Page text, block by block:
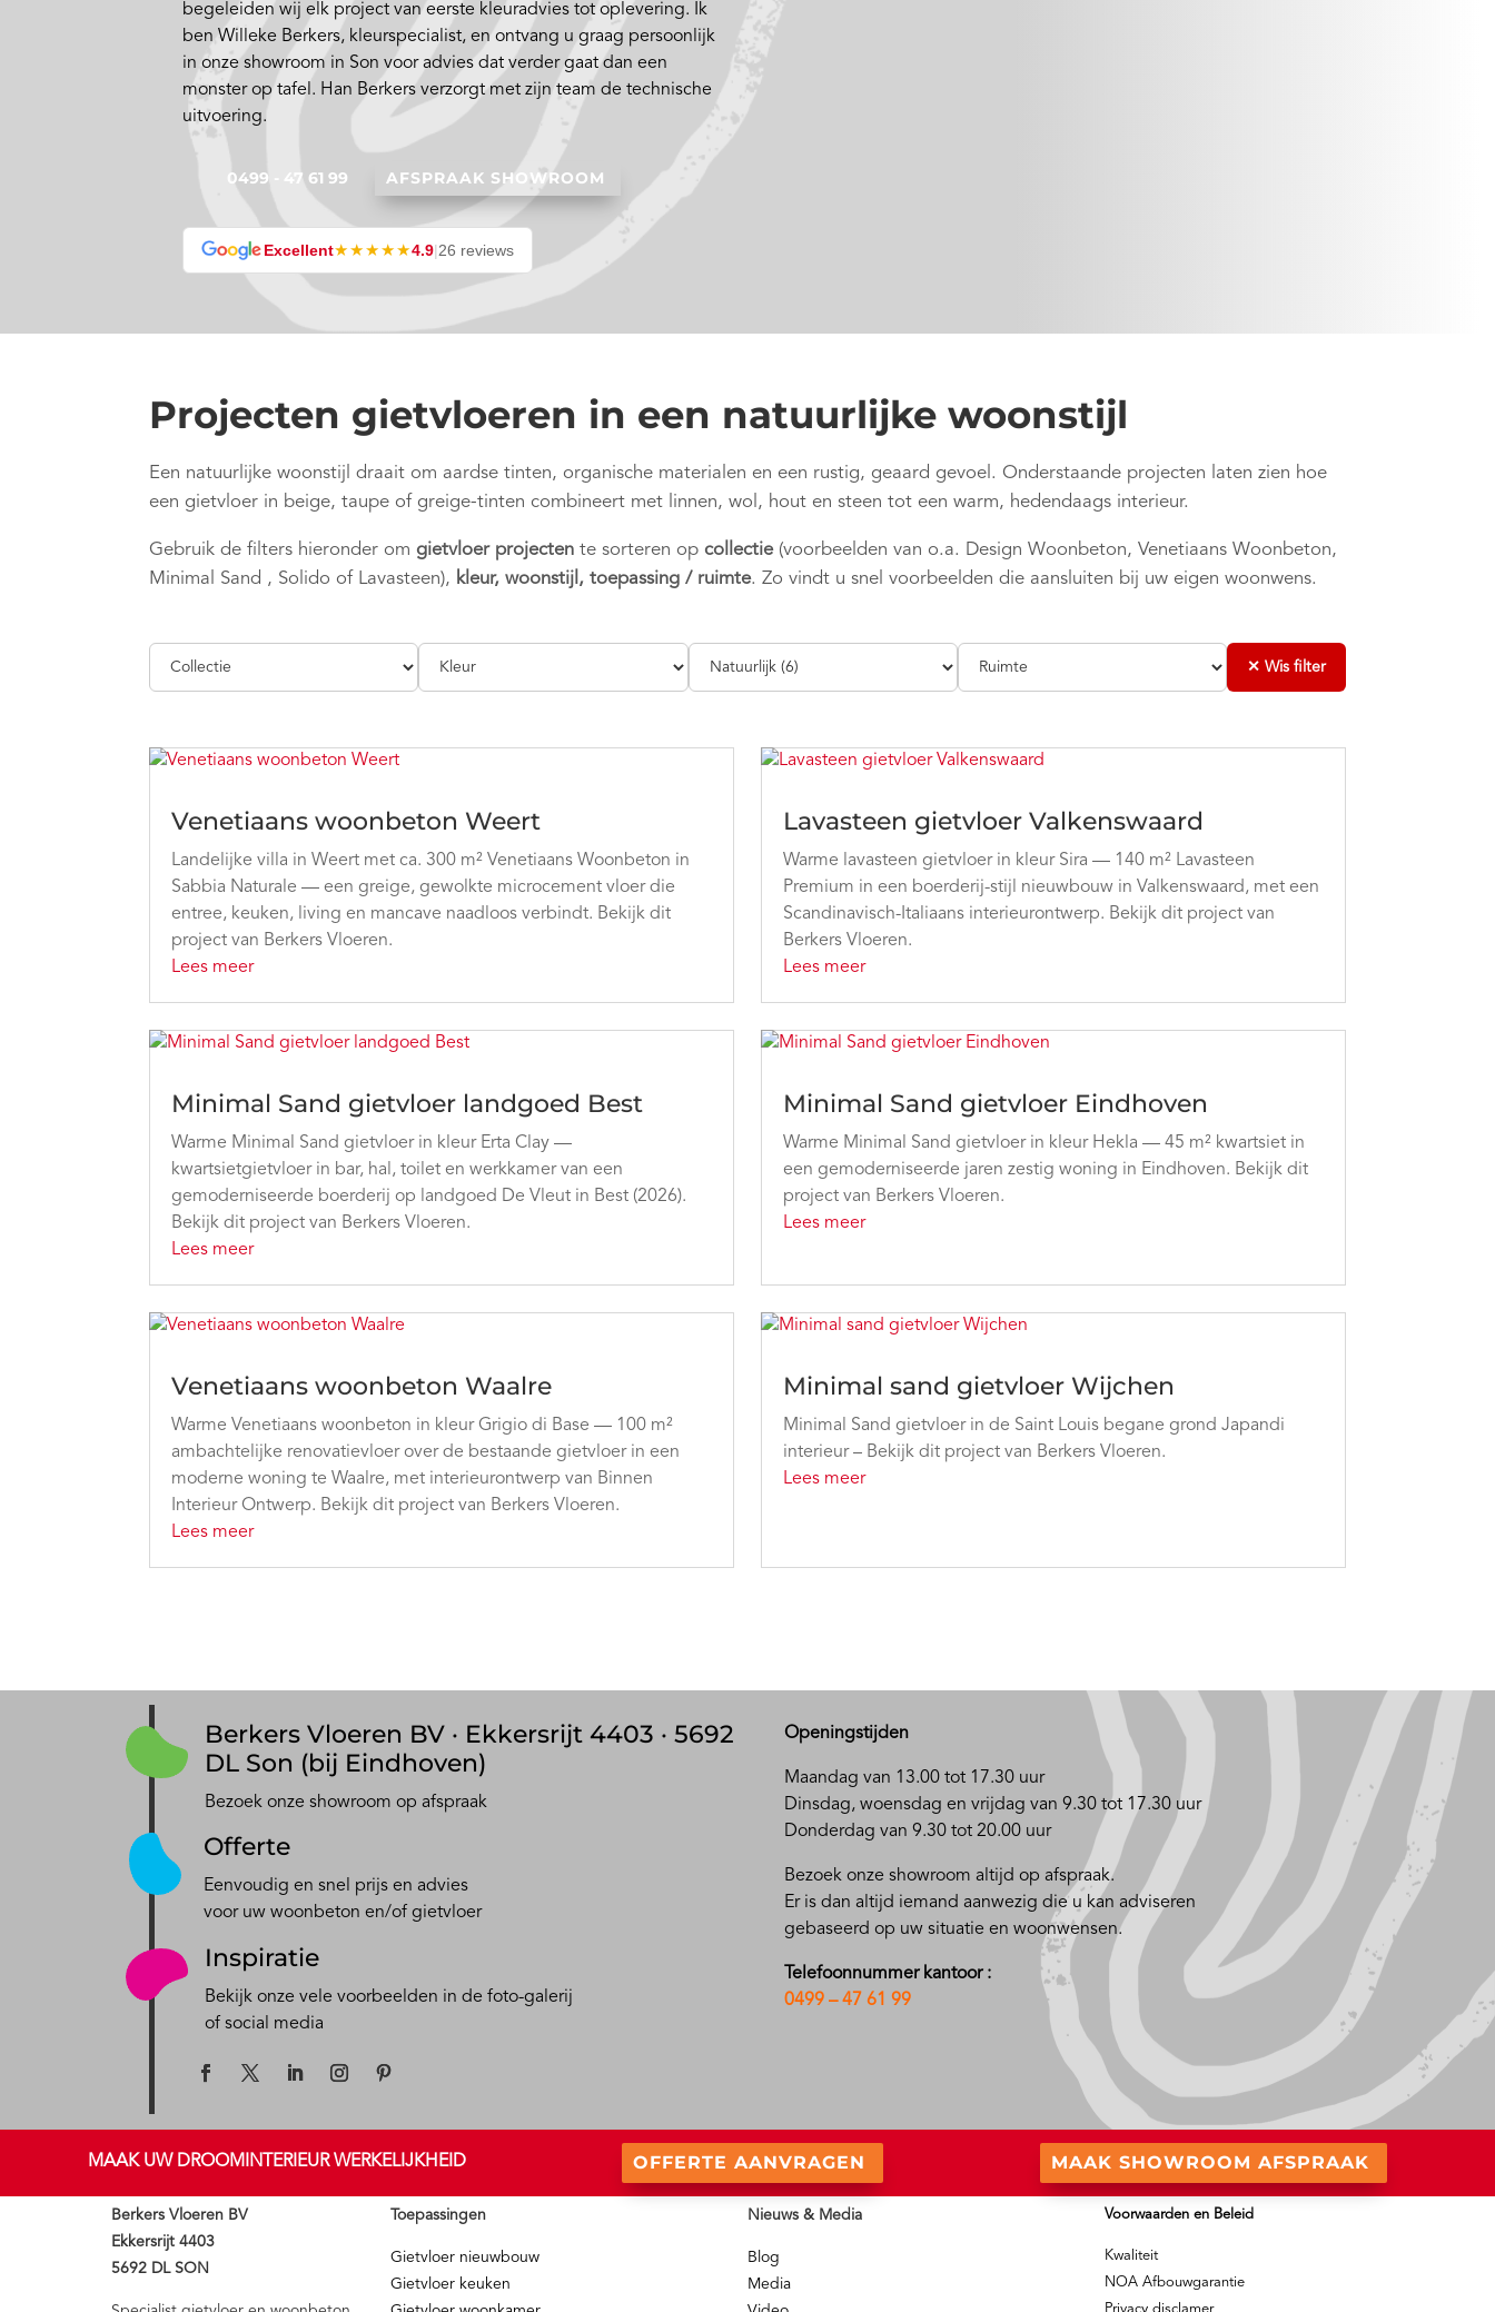
begeleiden wij elk project van eerste kleuradvies tot oplevering. Ik
ben Willeke Berkers, kleurspecialist, en ontvang u graag persoonlijk
in onze showroom in Son voor advies dat verder gaat dan een
monster op tafel. Han Berkers verzorgt met zijn team de technische
uitvoering.
0499 - 47 61 99 AFSPRAAK SHOWROOM
Excellent★★★★★4.9|26 reviews
Projecten gietvloeren in een natuurlijke woonstijl
Een natuurlijke woonstijl draait om aardse tinten, organische materialen en een rustig, geaard gevoel. Onderstaande projecten laten zien hoe
een gietvloer in beige, taupe of greige-tinten combineert met linnen, wol, hout en steen tot een warm, hedendaags interieur.
Gebruik de filters hieronder omgietvloer projecten te sorteren opcollectie(voorbeelden van o.a. Design Woonbeton, Venetiaans Woonbeton,
Minimal Sand , Solido of Lavasteen), kleur, woonstijl, toepassing / ruimte. Zo vindt u snel voorbeelden die aansluiten bij uw eigen woonwens.
✕ Wis filter
Venetiaans woonbeton Weert
Landelijke villa in Weert met ca. 300 m² Venetiaans Woonbeton in
Sabbia Naturale — een greige, gewolkte microcement vloer die
entree, keuken, living en mancave naadloos verbindt. Bekijk dit
project van Berkers Vloeren.
Lees meer
Lavasteen gietvloer Valkenswaard
Warme lavasteen gietvloer in kleur Sira — 140 m² Lavasteen
Premium in een boerderij-stijl nieuwbouw in Valkenswaard, met een
Scandinavisch-Italiaans interieurontwerp. Bekijk dit project van
Berkers Vloeren.
Lees meer
Minimal Sand gietvloer landgoed Best
Warme Minimal Sand gietvloer in kleur Erta Clay —
kwartsietgietvloer in bar, hal, toilet en werkkamer van een
gemoderniseerde boerderij op landgoed De Vleut in Best (2026).
Bekijk dit project van Berkers Vloeren.
Lees meer
Minimal Sand gietvloer Eindhoven
Warme Minimal Sand gietvloer in kleur Hekla — 45 m² kwartsiet in
een gemoderniseerde jaren zestig woning in Eindhoven. Bekijk dit
project van Berkers Vloeren.
Lees meer
Venetiaans woonbeton Waalre
Warme Venetiaans woonbeton in kleur Grigio di Base — 100 m²
ambachtelijke renovatievloer over de bestaande gietvloer in een
moderne woning te Waalre, met interieurontwerp van Binnen
Interieur Ontwerp. Bekijk dit project van Berkers Vloeren.
Lees meer
Minimal sand gietvloer Wijchen
Minimal Sand gietvloer in de Saint Louis begane grond Japandi
interieur – Bekijk dit project van Berkers Vloeren.
Lees meer
Berkers Vloeren BV · Ekkersrijt 4403 · 5692
DL Son (bij Eindhoven)
Bezoek onze showroom op afspraak
Offerte
Eenvoudig en snel prijs en advies
voor uw woonbeton en/of gietvloer
Inspiratie
Bekijk onze vele voorbeelden in de foto-galerij
of social media
Openingstijden
Maandag van 13.00 tot 17.30 uur
Dinsdag, woensdag en vrijdag van 9.30 tot 17.30 uur
Donderdag van 9.30 tot 20.00 uur
Bezoek onze showroom altijd op afspraak.
Er is dan altijd iemand aanwezig die u kan adviseren
gebaseerd op uw situatie en woonwensen.
Telefoonnummer kantoor :
0499 – 47 61 99
MAAK UW DROOMINTERIEUR WERKELIJKHEID OFFERTE AANVRAGEN MAAK SHOWROOM AFSPRAAK
Berkers Vloeren BV
Ekkersrijt 4403
5692 DL SON
Toepassingen
Gietvloer nieuwbouw
Gietvloer keuken
Nieuws & Media
Blog
Media
Voorwaarden en Beleid
Kwaliteit
NOA Afbouwgarantie
Privacy disclamer